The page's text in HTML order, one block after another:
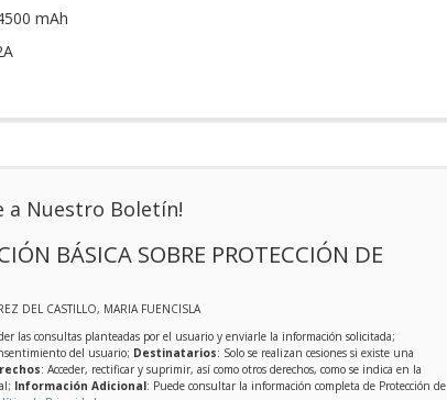
mAh
a Nuestro Boletín!
BÁSICA SOBRE PROTECCIÓN DE
DEL CASTILLO, MARIA FUENCISLA
las consultas planteadas por el usuario y enviarle la información solicitada;
del usuario; Destinatarios: Solo se realizan cesiones si existe una
: Acceder, rectificar y suprimir, así como otros derechos, como se indica en la
Información Adicional: Puede consultar la información completa de Protección de